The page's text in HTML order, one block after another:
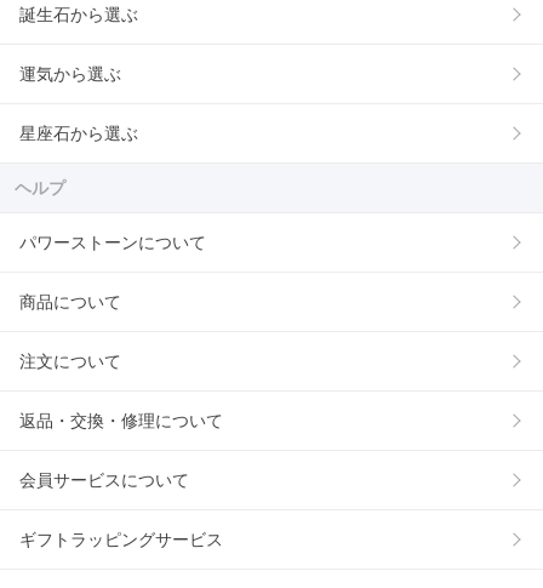
誕生石から選ぶ
運気から選ぶ
星座石から選ぶ
ヘルプ
パワーストーンについて
商品について
注文について
返品・交換・修理について
会員サービスについて
ギフトラッピングサービス